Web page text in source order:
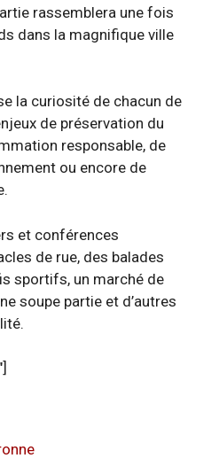
rassemblera une fois
dans la magnifique ville
la curiosité de chacun de
de préservation du
responsable, de
ou encore de
et conférences
de rue, des balades
sportifs, un marché de
soupe partie et d’autres